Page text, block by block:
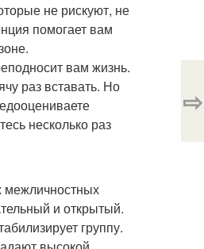
не рискуют, не
помогает вам
вам жизнь.
раз вставать. Но
несколько раз
межличностных
и открытый.
группу.
⇨